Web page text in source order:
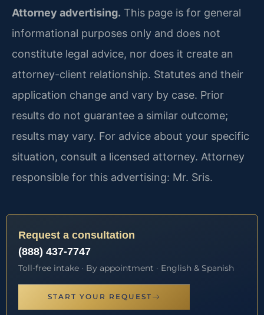
Attorney advertising. This page is for general
informational purposes only and does not
constitute legal advice, nor does it create an
attorney-client relationship. Statutes and their
application change and vary by case. Prior
results do not guarantee a similar outcome;
results may vary. For advice about your specific
situation, consult a licensed attorney. Attorney
responsible for this advertising: Mr. Sris.
Request a consultation
(888) 437-7747
Toll-free intake · By appointment · English & Spanish
START YOUR REQUEST